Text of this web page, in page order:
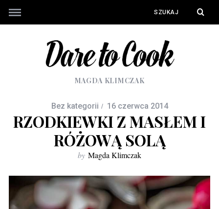
MAGDA KLIMCZAK
Bez kategorii 16 czerwca 2014
RZODKIEWKI Z MASŁEM I
RÓŻOWĄ SOLĄ
by Magda Klimczak